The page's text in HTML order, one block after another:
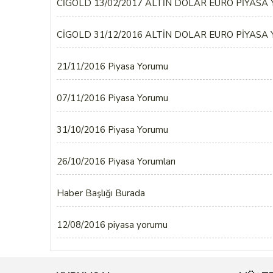
CİGOLD 13/02/2017 ALTİN DOLAR EURO PİYASA
CİGOLD 31/12/2016 ALTİN DOLAR EURO PİYASA
21/11/2016 Piyasa Yorumu
07/11/2016 Piyasa Yorumu
31/10/2016 Piyasa Yorumu
26/10/2016 Piyasa Yorumları
Haber Başlığı Burada
12/08/2016 piyasa yorumu